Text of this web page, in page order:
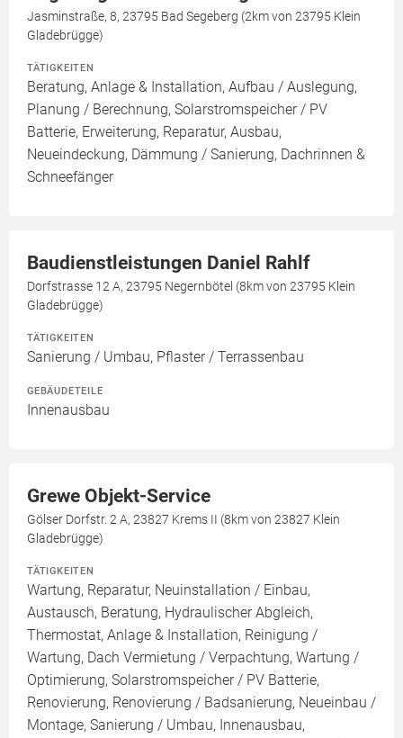
Jasminstraße, 8, 23795 Bad Segeberg (2km von 23795 Klein
Gladebrügge)
TÄTIGKEITEN
Beratung, Anlage & Installation, Aufbau / Auslegung,
Planung / Berechnung, Solarstromspeicher / PV
Batterie, Erweiterung, Reparatur, Ausbau,
Neueindeckung, Dämmung / Sanierung, Dachrinnen &
Schneefänger
Baudienstleistungen Daniel Rahlf
Dorfstrasse 12 A, 23795 Negernbötel (8km von 23795 Klein
Gladebrügge)
TÄTIGKEITEN
Sanierung / Umbau, Pflaster / Terrassenbau
GEBÄUDETEILE
Innenausbau
Grewe Objekt-Service
Gölser Dorfstr. 2 A, 23827 Krems II (8km von 23827 Klein
Gladebrügge)
TÄTIGKEITEN
Wartung, Reparatur, Neuinstallation / Einbau,
Austausch, Beratung, Hydraulischer Abgleich,
Thermostat, Anlage & Installation, Reinigung /
Wartung, Dach Vermietung / Verpachtung, Wartung /
Optimierung, Solarstromspeicher / PV Batterie,
Renovierung, Renovierung / Badsanierung, Neueinbau /
Montage, Sanierung / Umbau, Innenausbau,